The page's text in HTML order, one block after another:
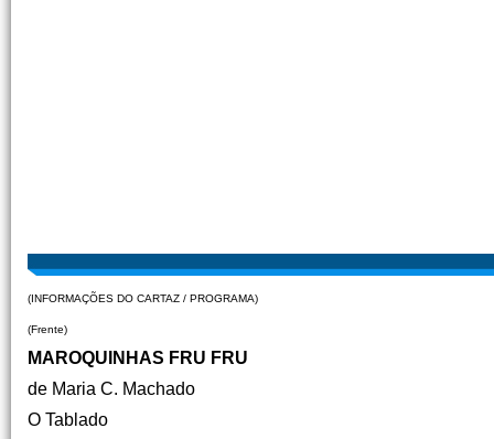
(INFORMAÇÕES DO CARTAZ / PROGRAMA)
(Frente)
MAROQUINHAS FRU FRU
de Maria C. Machado
O Tablado